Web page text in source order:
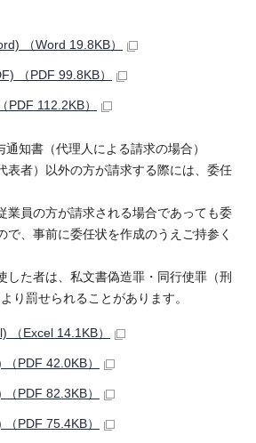
（Word 19.8KB）
（PDF 99.8KB）
PDF 112.2KB）
知書（代理人による請求の場合）
者）以外の方が請求する際には、委任
員の方が請求される場合であっても委
で、事前に委任状を作成のうえご持参く
た者は、私文書偽造罪・同行使罪（刑
り罰せられることがあります。
（Excel 14.1KB）
PDF 42.0KB）
PDF 82.3KB）
PDF 75.4KB）